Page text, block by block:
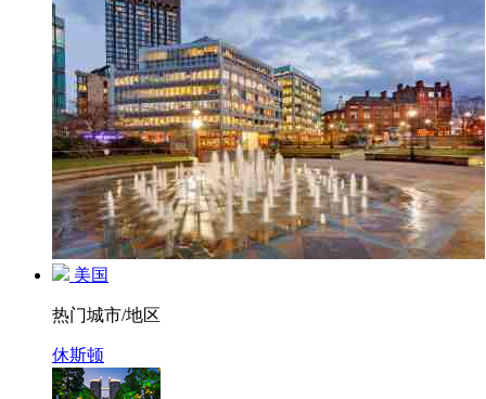
美国
热门城市/地区
休斯顿